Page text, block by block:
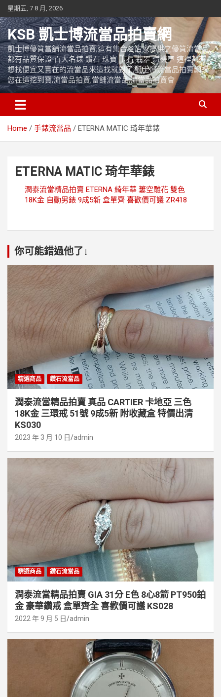
Skip
to
content
星期五, 7 8 月, 2026
KSB 凱士博流當品拍賣網
凱士博優質當舖流當品拍賣,這有集合各店家提供之優質流當品,
都有品質保證 百大名錶 鑽石 珠寶 玉石 翡翠 汽機車 這裡都有
想找便宜又實在的流當品來這找就對了,凱士博流當品拍賣網祝
您在這挖到寶,流當品拍賣,當舖流當品,流當品拍賣會
Home 手錶流當品 ETERNA MATIC 琦年華錶
ETERNA MATIC 琦年華錶
潤泰流當精品拍賣 ETERNA 綺年華 簍空雕花 雙色
18K金 自動男錶 9成5新 盒單齊 喜歡價可議 ZR418
你可能錯過他了↓
精選商品 鑽石流當品
潤泰流當精品拍賣 真品 CARTIER 卡地亞 三色
18K金 三環戒 51號 9成5新 附收藏盒 特價出清
KS030
2023 年 3 月 10 日 admin
精選商品 鑽石流當品
潤泰流當精品拍賣 GIA 31分 E色 8心8箭 PT950鉑
金 豪華鑽戒 盒單齊全 喜歡價可議 KS028
2022 年 9 月 5 日 admin